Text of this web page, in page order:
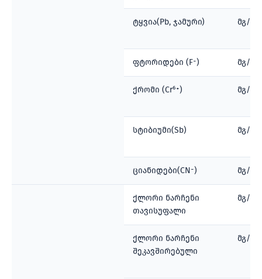
ტყვია(Pb, ჯამური) მგ/ლ
ფტორიდები (F⁻) მგ/ლ
ქრომი (Cr⁶⁺) მგ/ლ
სტიბიუმი(Sb) მგ/ლ
ციანიდები(CN⁻) მგ/ლ
ქლორი ნარჩენი
თავისუფალი
მგ/ლ
ქლორი ნარჩენი
შეკავშირებული
მგ/ლ